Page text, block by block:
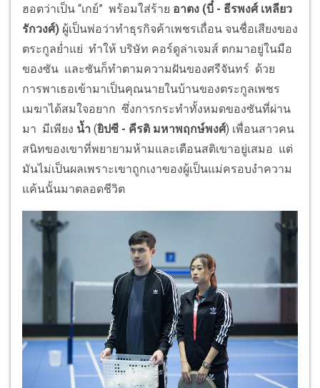
ฮอตว่าเป็น “เกย์” พร้อมใส่ร้าย อาตง (บี๋ - ธีรพงศ์ เหลียว
รักวงศ์) ผู้เป็นพ่อว่าทำธุรกิจค้าเพชรเถื่อน จนชื่อเสียงของ
ตระกูลย่ำแย่ ทำให้ บริษัท คอร์ดูล่าเจมส์ ตกมาอยู่ในมือ
ของซัน และซันก็ทำตามความฝันของศรีจันทร์ ด้วย
การพาเธอเข้ามาเป็นคุณนายในบ้านของตระกูลเพชร
เมฆาได้สมใจอยาก ซึ่งการกระทำทั้งหมดของซันที่ผ่าน
มา มีเพียง น้ำ (ยิปซี - คีรติ มหาพฤกษ์พงศ์) เพื่อนสาวคน
สนิทของเขาที่พยายามห้ามและเตือนสติเขาอยู่เสมอ แต่
มันไม่เป็นผลเพราะเขาถูกเงาของผู้เป็นแม่ครอบงำความ
แค้นนั้นมาตลอดชีวิต